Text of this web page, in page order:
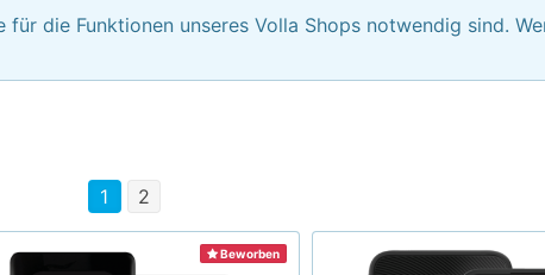
die Funktionen unseres Volla Shops notwendig sind.
1 2
Beworben